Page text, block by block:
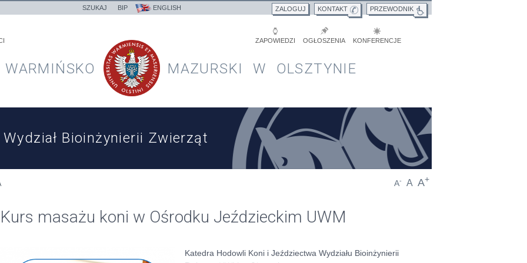
SZUKAJ BIP ENGLISH PRZEWODNIK
KONTAKT
ZALOGUJ
KONFERENCJE
OGŁOSZENIA
ZAPOWIEDZI
WARMIŃSKO MAZURSKI W OLSZTYNIE
Wydział Bioinżynierii Zwierząt
A- A A+
Kurs masażu koni w Ośrodku Jeździeckim UWM
Katedra Hodowli Koni i Jeździectwa Wydziału Bioinżynierii